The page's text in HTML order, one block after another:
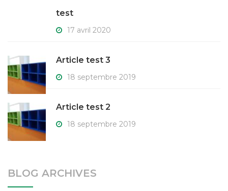
test
17 avril 2020
Article test 3
18 septembre 2019
Article test 2
18 septembre 2019
BLOG ARCHIVES